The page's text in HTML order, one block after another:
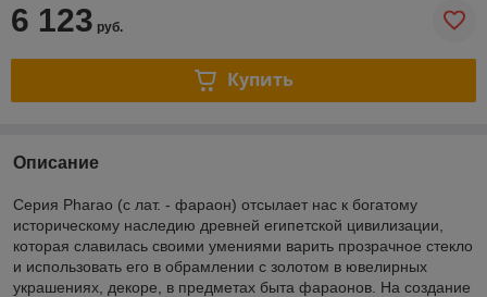
6 123 руб.
Купить
Описание
Серия Pharao (с лат. - фараон) отсылает нас к богатому
историческому наследию древней египетской цивилизации,
которая славилась своими умениями варить прозрачное стекло
и использовать его в обрамлении с золотом в ювелирных
украшениях, декоре, в предметах быта фараонов. На создание